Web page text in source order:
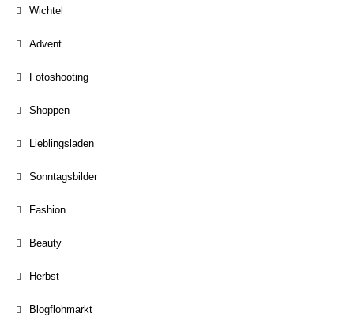
Wichtel
Advent
Fotoshooting
Shoppen
Lieblingsladen
Sonntagsbilder
Fashion
Beauty
Herbst
Blogflohmarkt